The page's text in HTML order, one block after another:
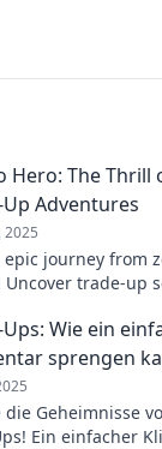
Hero: The Thrill
Up Adventures
2025
epic journey from
Uncover trade-up
Ups: Wie ein
sprengen
die Geheimnisse
Ein einfacher